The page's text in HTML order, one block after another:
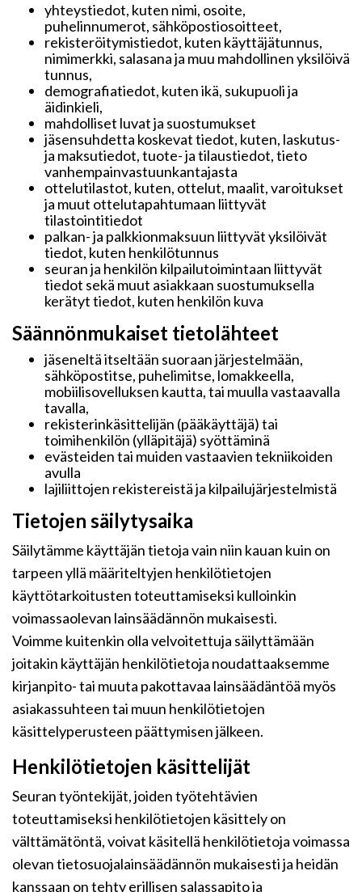
yhteystiedot, kuten nimi, osoite,
puhelinnumerot, sähköpostiosoitteet,
rekisteröitymistiedot, kuten käyttäjätunnus,
nimimerkki, salasana ja muu mahdollinen yksilöivä
tunnus,
demografiatiedot, kuten ikä, sukupuoli ja
äidinkieli,
mahdolliset luvat ja suostumukset
jäsensuhdetta koskevat tiedot, kuten, laskutus-
ja maksutiedot, tuote- ja tilaustiedot, tieto
vanhempainvastuunkantajasta
ottelutilastot, kuten, ottelut, maalit, varoitukset
ja muut ottelutapahtumaan liittyvät
tilastointitiedot
palkan- ja palkkionmaksuun liittyvät yksilöivät
tiedot, kuten henkilötunnus
seuran ja henkilön kilpailutoimintaan liittyvät
tiedot sekä muut asiakkaan suostumuksella
kerätyt tiedot, kuten henkilön kuva
Säännönmukaiset tietolähteet
jäseneltä itseltään suoraan järjestelmään,
sähköpostitse, puhelimitse, lomakkeella,
mobiilisovelluksen kautta, tai muulla vastaavalla
tavalla,
rekisterinkäsittelijän (pääkäyttäjä) tai
toimihenkilön (ylläpitäjä) syöttäminä
evästeiden tai muiden vastaavien tekniikoiden
avulla
lajiliittojen rekistereistä ja kilpailujärjestelmistä
Tietojen säilytysaika
Säilytämme käyttäjän tietoja vain niin kauan kuin on
tarpeen yllä määriteltyjen henkilötietojen
käyttötarkoitusten toteuttamiseksi kulloinkin
voimassaolevan lainsäädännön mukaisesti.
Voimme kuitenkin olla velvoitettuja säilyttämään
joitakin käyttäjän henkilötietoja noudattaaksemme
kirjanpito- tai muuta pakottavaa lainsäädäntöä myös
asiakassuhteen tai muun henkilötietojen
käsittelyperusteen päättymisen jälkeen.
Henkilötietojen käsittelijät
Seuran työntekijät, joiden työtehtävien
toteuttamiseksi henkilötietojen käsittely on
välttämätöntä, voivat käsitellä henkilötietoja voimassa
olevan tietosuojalainsäädännön mukaisesti ja heidän
kanssaan on tehty erillisen salassapito ja